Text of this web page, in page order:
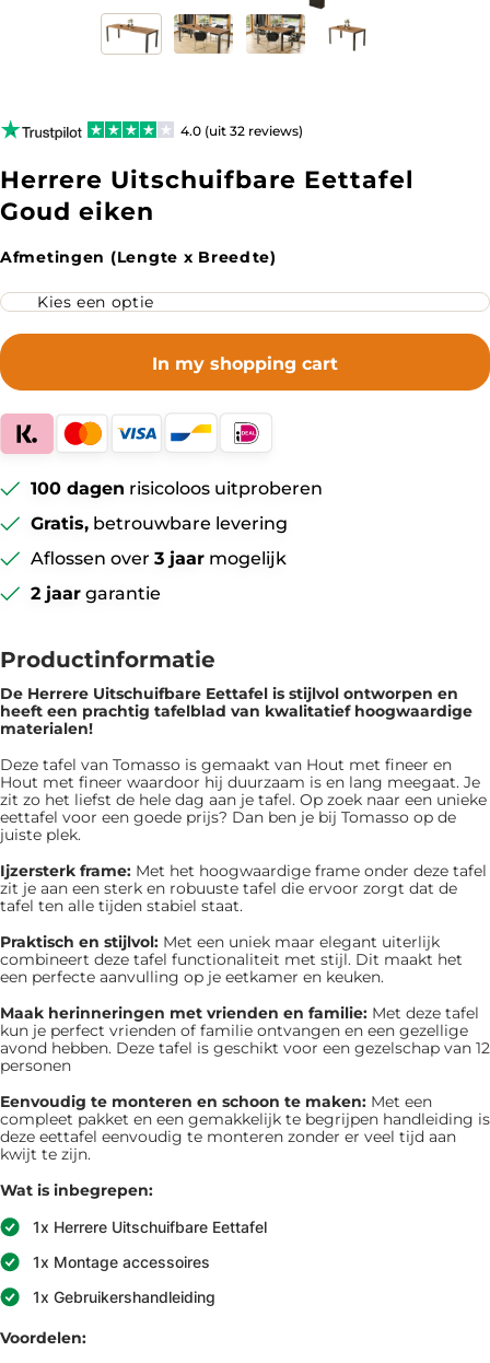
Productinformatie
De Herrere Uitschuifbare Eettafel is ​​stijlvol ontworpen en
heeft een prachtig tafelblad van kwalitatief hoogwaardige
materialen!
Deze tafel van Tomasso is gemaakt van Hout met fineer en
Hout met fineer waardoor hij duurzaam is en lang meegaat. Je
zit zo het liefst de hele dag aan je tafel. Op zoek naar een unieke
eettafel voor een goede prijs? Dan ben je bij Tomasso op de
juiste plek.
Ijzersterk frame: Met het hoogwaardige frame onder deze tafel
zit je aan een sterk en robuuste tafel die ervoor zorgt dat de
tafel ten alle tijden stabiel staat.
Praktisch en stijlvol: Met een uniek maar elegant uiterlijk
combineert deze tafel functionaliteit met stijl. Dit maakt het
een perfecte aanvulling op je eetkamer en keuken.
Maak herinneringen met vrienden en familie: Met deze tafel
kun je perfect vrienden of familie ontvangen en een gezellige
avond hebben. Deze tafel is geschikt voor een gezelschap van 12
personen
Eenvoudig te monteren en schoon te maken: Met een
compleet pakket en een gemakkelijk te begrijpen handleiding is
deze eettafel eenvoudig te monteren zonder er veel tijd aan
kwijt te zijn.
Wat is inbegrepen:
1x Herrere Uitschuifbare Eettafel
1x Montage accessoires
1x Gebruikershandleiding
Voordelen:
4.0 (uit 32 reviews)
Herrere Uitschuifbare Eettafel
Goud eiken
Afmetingen (Lengte x Breedte)
In my shopping cart
100 dagen risicoloos uitproberen
Gratis, betrouwbare levering
Aflossen over 3 jaar mogelijk
2 jaargarantie